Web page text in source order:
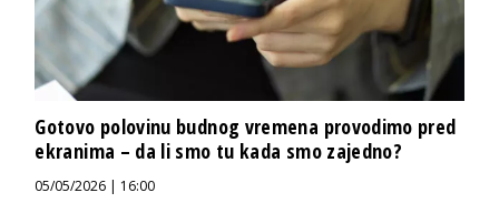
Gotovo polovinu budnog vremena provodimo pred
ekranima – da li smo tu kada smo zajedno?
05/05/2026 | 16:00